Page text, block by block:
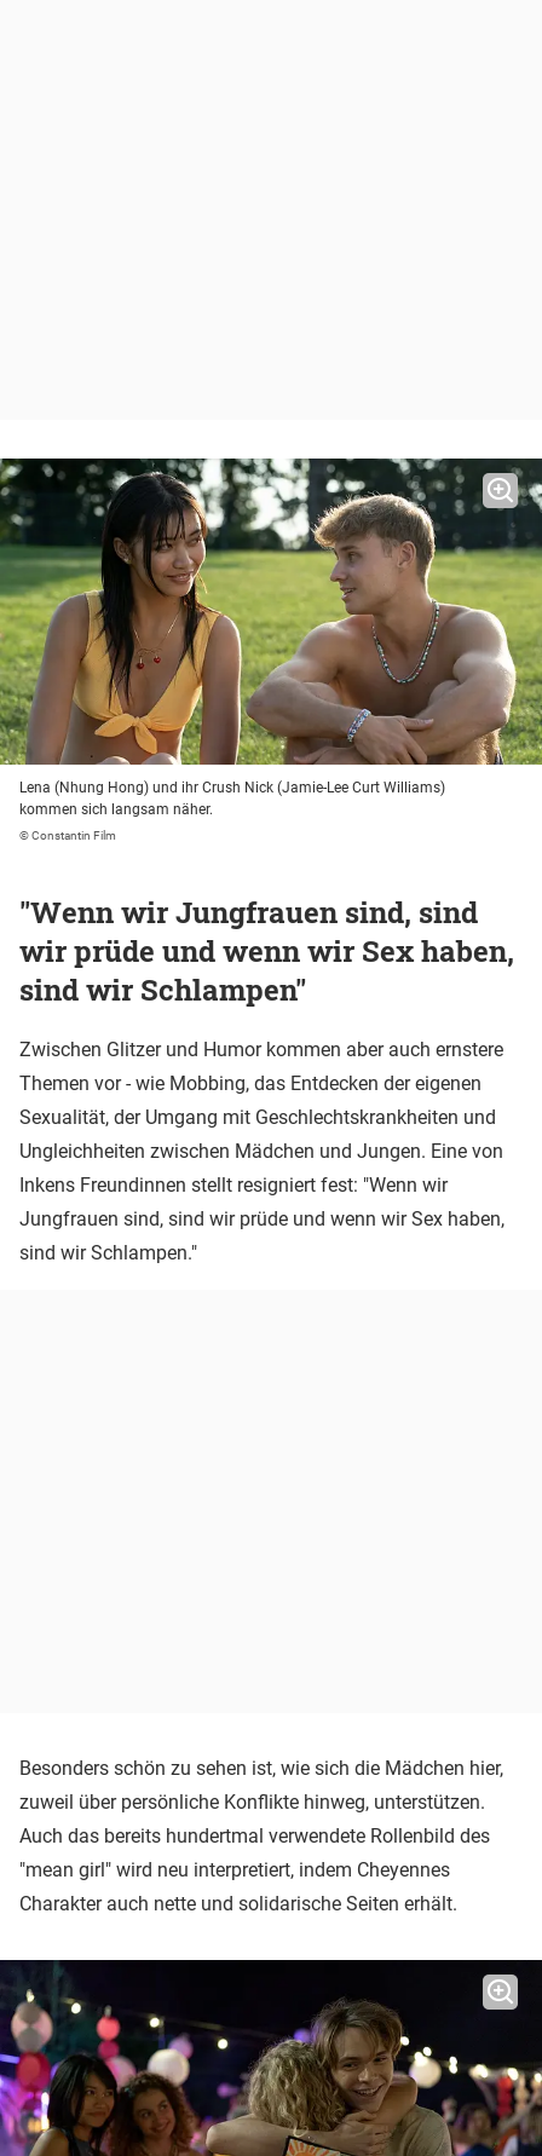
Lena (Nhung Hong) und ihr Crush Nick (Jamie-Lee Curt Williams)
kommen sich langsam näher.
© Constantin Film
"Wenn wir Jungfrauen sind, sind
wir prüde und wenn wir Sex haben,
sind wir Schlampen"
Zwischen Glitzer und Humor kommen aber auch ernstere
Themen vor - wie Mobbing, das Entdecken der eigenen
Sexualität, der Umgang mit Geschlechtskrankheiten und
Ungleichheiten zwischen Mädchen und Jungen. Eine von
Inkens Freundinnen stellt resigniert fest: "Wenn wir
Jungfrauen sind, sind wir prüde und wenn wir Sex haben,
sind wir Schlampen."
Besonders schön zu sehen ist, wie sich die Mädchen hier,
zuweil über persönliche Konflikte hinweg, unterstützen.
Auch das bereits hundertmal verwendete Rollenbild des
"mean girl" wird neu interpretiert, indem Cheyennes
Charakter auch nette und solidarische Seiten erhält.